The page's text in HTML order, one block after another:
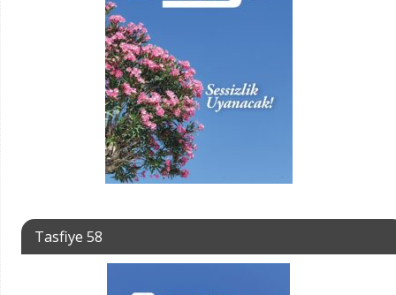
Tasfiye 58